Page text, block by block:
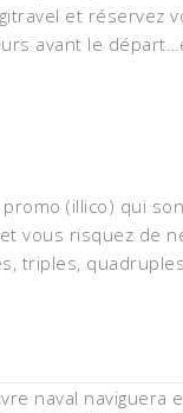
et réservez
avant le
(illico) qui
vous risquez de
triples,
naval